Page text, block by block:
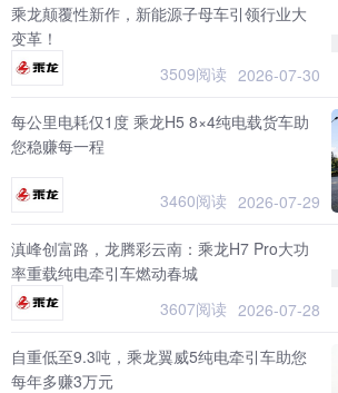
乘龙颠覆性新作，新能源子母车引领行业大
变革！
3509阅读 2026-07-30
每公里电耗仅1度 乘龙H5 8×4纯电载货车助
您稳赚每一程
3460阅读 2026-07-29
滇峰创富路，龙腾彩云南：乘龙H7 Pro大功
率重载纯电牵引车燃动春城
3607阅读 2026-07-28
自重低至9.3吨，乘龙翼威5纯电牵引车助您
每年多赚3万元